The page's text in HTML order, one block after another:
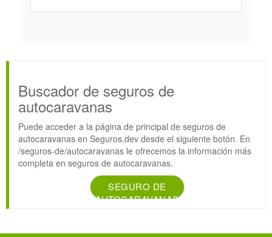
Buscador de seguros de
autocaravanas
Puede acceder a la página de principal de seguros de
autocaravanas en Seguros.dev desde el siguiente botón. En
/seguros-de/autocaravanas le ofrecemos la información más
completa en seguros de autocaravanas.
SEGURO DE
AUTOCARAVANAS